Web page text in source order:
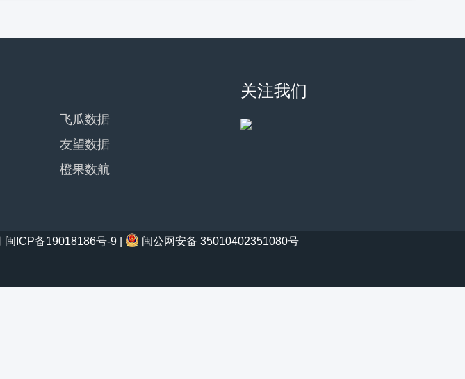
飞瓜数据
友望数据
橙果数航
关注我们
闽ICP备19018186号-9 闽公网安备 35010402351080号